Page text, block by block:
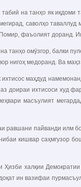
на танҳо як
саволҳо
фаъолият доранд.
танҳо омӯзгор, балки
нигоҳ медоранд. Ва
маҳдуд
доираи ихтисоси
масъулият
пайванди илм
кишвар саҳмгузор
Ҳизби халқии
ин вазифаи